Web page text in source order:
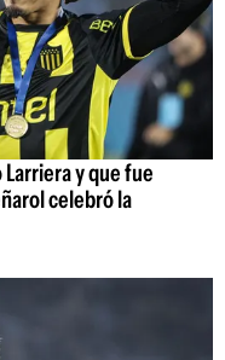
y que fue
celebró la